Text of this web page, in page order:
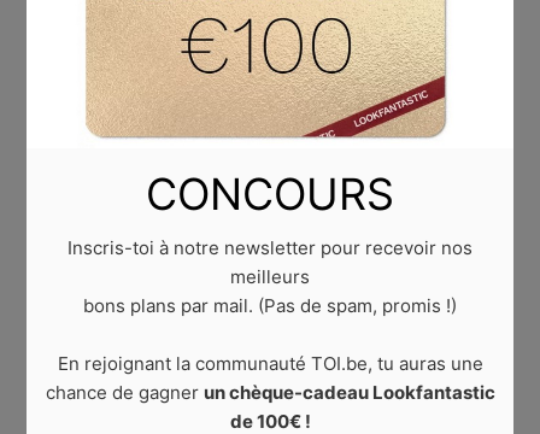
CONCOURS
Inscris-toi à notre newsletter pour recevoir nos
meilleurs
bons plans par mail. (Pas de spam, promis !)
En rejoignant la communauté TOI.be, tu auras une
chance de gagner un chèque-cadeau Lookfantastic
de 100€ !